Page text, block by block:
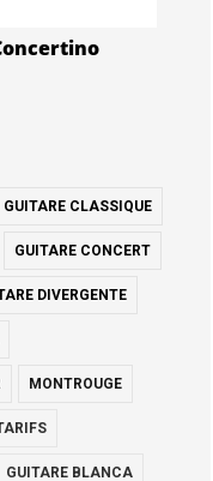
GUITARE CLASSIQUE
GUITARE CONCERT
DIVERGENTE
MONTROUGE
GUITARE BLANCA